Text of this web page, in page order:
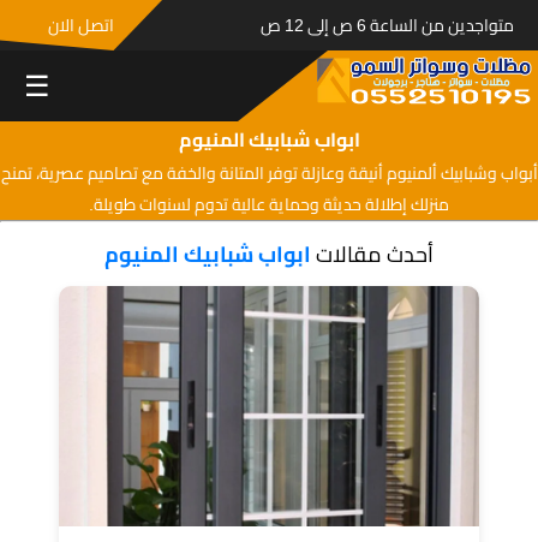
متواجدين من الساعة 6 ص إلى 12 ص اتصل الان
☰
ابواب شبابيك المنيوم
أبواب وشبابيك ألمنيوم أنيقة وعازلة توفر المتانة والخفة مع تصاميم عصرية، تمنح
منزلك إطلالة حديثة وحماية عالية تدوم لسنوات طويلة.
أحدث مقالاتابواب شبابيك المنيوم